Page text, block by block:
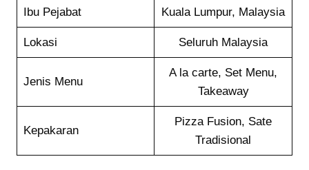
Ibu Pejabat Kuala Lumpur, Malaysia
Lokasi Seluruh Malaysia
Jenis Menu
A la carte, Set Menu,
Takeaway
Kepakaran
Pizza Fusion, Sate
Tradisional